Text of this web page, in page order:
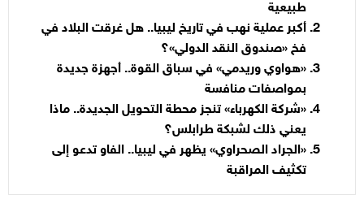
طبيعية
أكبر عملية نهب في تاريخ ليبيا.. هل غرقت البلاد في
فخ «صندوق النقد الدولي»؟
«هواوي وريدمي» في سباق القوة.. أجهزة جديدة
بمواصفات منافسة
«شركة الكهرباء» تنجز محطة التحويل الجديدة.. ماذا
يعني ذلك لشبكة طرابلس؟
«الجراد الصحراوي» يظهر في ليبيا.. الفاو تدعو إلى
تكثيف المراقبة